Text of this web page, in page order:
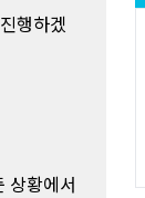
행하겠
상황에서